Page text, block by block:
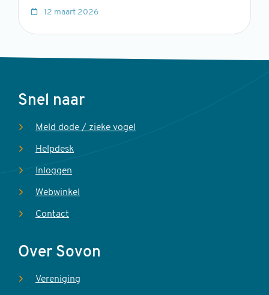
12 maart 2026
Voet
Snel naar
Meld dode / zieke vogel
Helpdesk
Inloggen
Webwinkel
Contact
Over Sovon
Vereniging